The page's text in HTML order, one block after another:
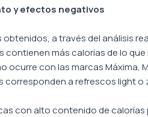
y efectos negativos
obtenidos, a través del análisis
contienen más calorías de lo
ocurre con las marcas
corresponden a refrescos light o
con alto contenido de